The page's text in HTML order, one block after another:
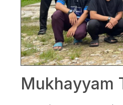
Mukhayyam